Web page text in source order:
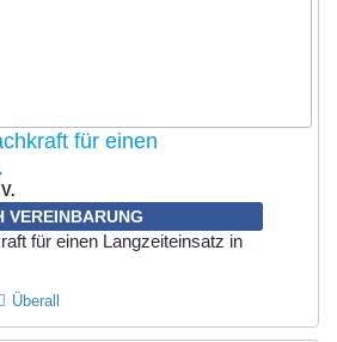
für einen
VEREINBARUNG
für einen Langzeiteinsatz in
Überall